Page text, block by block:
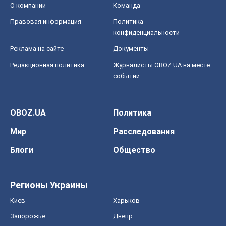
О компании Команда
Правовая информация
Политика
конфиденциальности
Реклама на сайте Документы
Редакционная политика
Журналисты OBOZ.UA на месте
событий
OBOZ.UA
Политика
Мир
Расследования
Блоги
Общество
Регионы Украины
Киев Харьков
Запорожье Днепр